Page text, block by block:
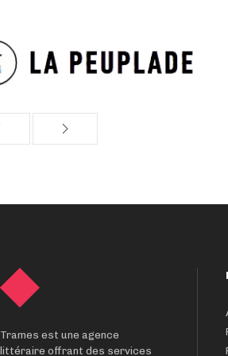
Trames est une agence
littéraire offrant des services